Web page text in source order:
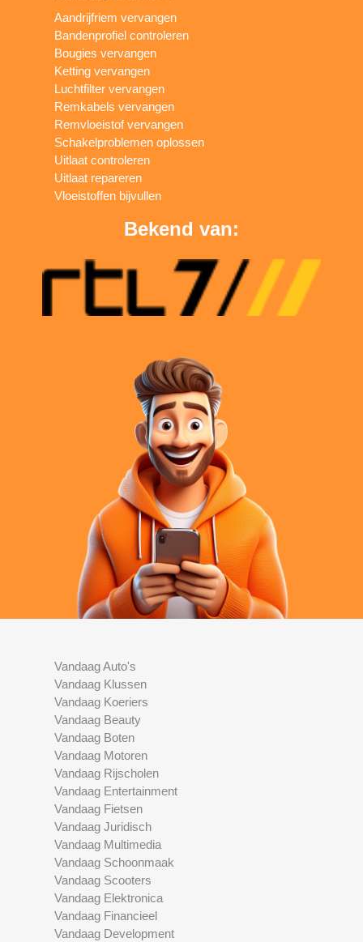
Aandrijfriem vervangen
Bandenprofiel controleren
Bougies vervangen
Ketting vervangen
Luchtfilter vervangen
Remkabels vervangen
Remvloeistof vervangen
Schakelproblemen oplossen
Uitlaat controleren
Uitlaat repareren
Vloeistoffen bijvullen
Bekend van:
Vandaag Auto's
Vandaag Klussen
Vandaag Koeriers
Vandaag Beauty
Vandaag Boten
Vandaag Motoren
Vandaag Rijscholen
Vandaag Entertainment
Vandaag Fietsen
Vandaag Juridisch
Vandaag Multimedia
Vandaag Schoonmaak
Vandaag Scooters
Vandaag Elektronica
Vandaag Financieel
Vandaag Development